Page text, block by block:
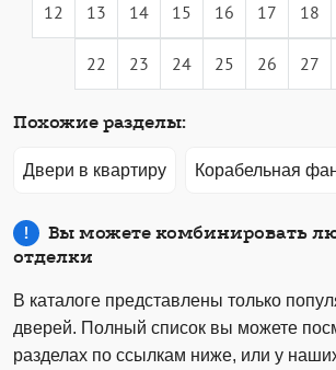
12 13 14 15 16 17 18
22 23 24 25 26 27
Похожие разделы:
Двери в квартиру Корабельная
Вы можете комбинировать
отделки
В каталоге представлены только
дверей. Полный список вы можете
разделах по ссылкам ниже, или у